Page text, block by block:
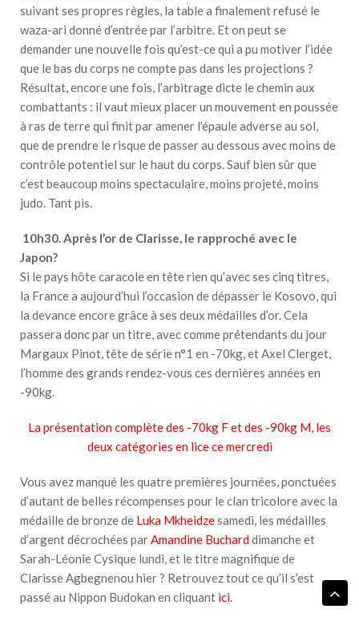
suivant ses propres règles, la table a finalement refusé le
waza-ari donné d’entrée par l’arbitre. Et on peut se
demander une nouvelle fois qu’est-ce qui a pu motiver l’idée
que le bas du corps ne compte pas dans les projections ?
Résultat, encore une fois, l’arbitrage dicte le chemin aux
combattants : il vaut mieux placer un mouvement en poussée
à ras de terre qui finit par amener l’épaule adverse au sol,
que de prendre le risque de passer au dessous avec moins de
contrôle potentiel sur le haut du corps. Sauf bien sûr que
c’est beaucoup moins spectaculaire, moins projeté, moins
judo. Tant pis.
10h30. Après l’or de Clarisse, le rapproché avec le
Japon?
Si le pays hôte caracole en tête rien qu’avec ses cinq titres,
la France a aujourd’hui l’occasion de dépasser le Kosovo, qui
la devance encore grâce à ses deux médailles d’or. Cela
passera donc par un titre, avec comme prétendants du jour
Margaux Pinot, tête de série n°1 en -70kg, et Axel Clerget,
l’homme des grands rendez-vous ces dernières années en
-90kg.
La présentation complète des -70kg F et des -90kg M, les
deux catégories en lice ce mercredi
Vous avez manqué les quatre premières journées, ponctuées
d’autant de belles récompenses pour le clan tricolore avec la
médaille de bronze de Luka Mkheidzesamedi, les médailles
d’argent décrochées parAmandine Bucharddimanche et
Sarah-Léonie Cysique lundi, et le titre magnifique de
Clarisse Agbegnenou hier ? Retrouvez tout ce qu’il s’est
passé au Nippon Budokan en cliquant ici.